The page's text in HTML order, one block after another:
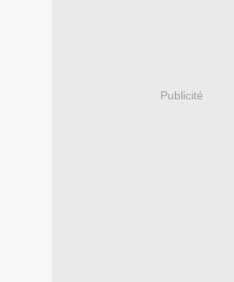
Publicité